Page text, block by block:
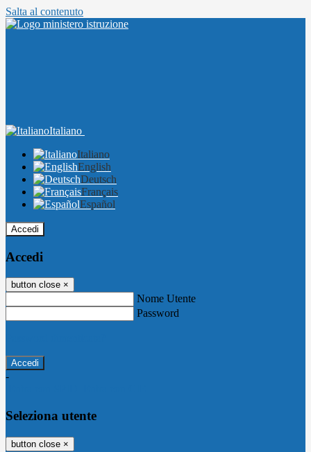
Salta al contenuto
Italiano
Italiano
English
Deutsch
Français
Español
Accedi
Accedi
button close ×
Nome Utente
Password
-
Seleziona utente
button close ×